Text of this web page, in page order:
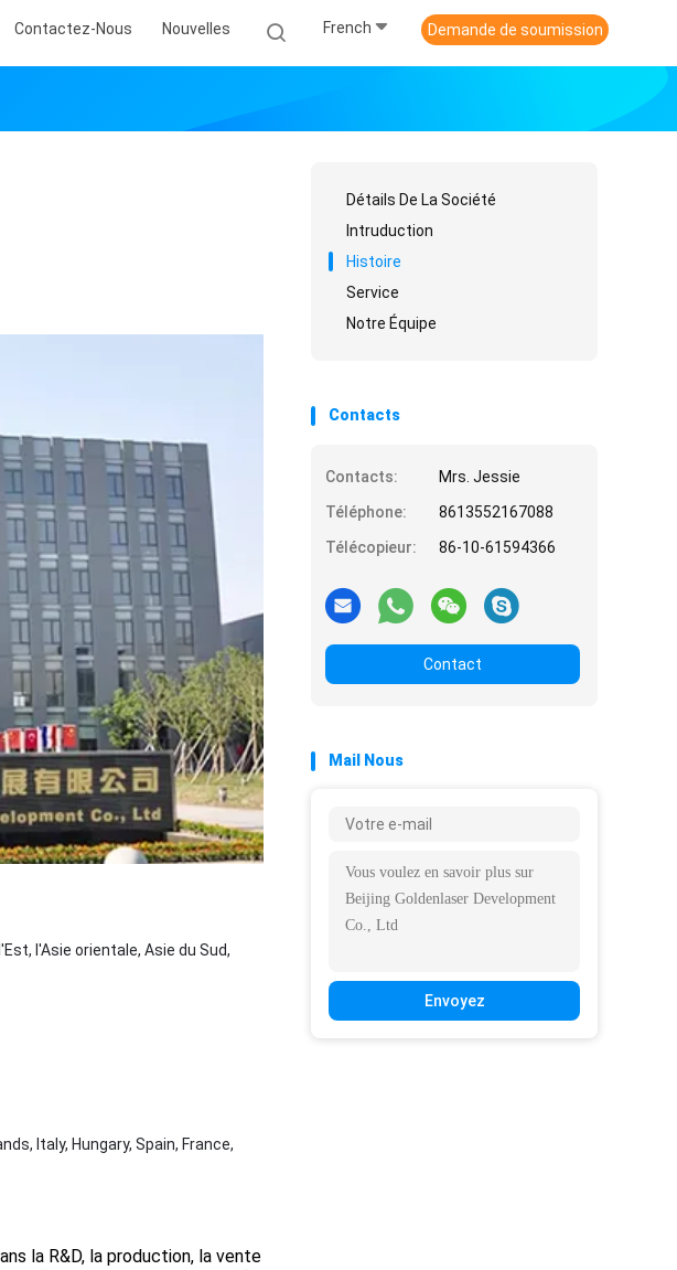
Contactez-Nous Nouvelles French Demande de soumission
l'Asie orientale, Asie du Sud,
Italy, Hungary, Spain, France,
la R&D, la production, la vente
Détails De La Société
Intruduction
Histoire
Service
Notre Équipe
Contacts
Contacts:
Mrs. Jessie
Téléphone:
8613552167088
Télécopieur:
86-10-61594366
Contact
Mail Nous
Envoyez